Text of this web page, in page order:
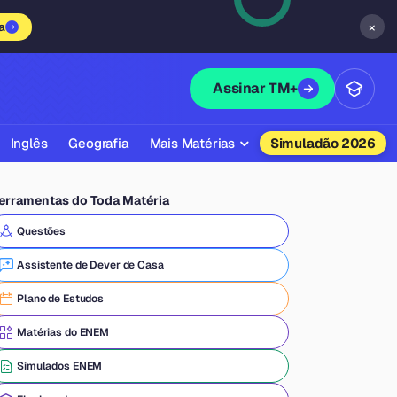
×
Assinar TM+
Inglês Geografia Mais Matérias
Química
Física
Filosofia
Literatura
Simuladão 2026
do Toda Matéria
Questões
Assistente de Dever de Casa
Plano de Estudos
Matérias do ENEM
Simulados ENEM